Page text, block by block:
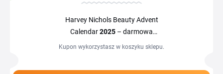
Harvey Nichols Beauty Advent
Calendar2025 – darmowa
dostawa!
Kupon wykorzystasz w koszyku sklepu.